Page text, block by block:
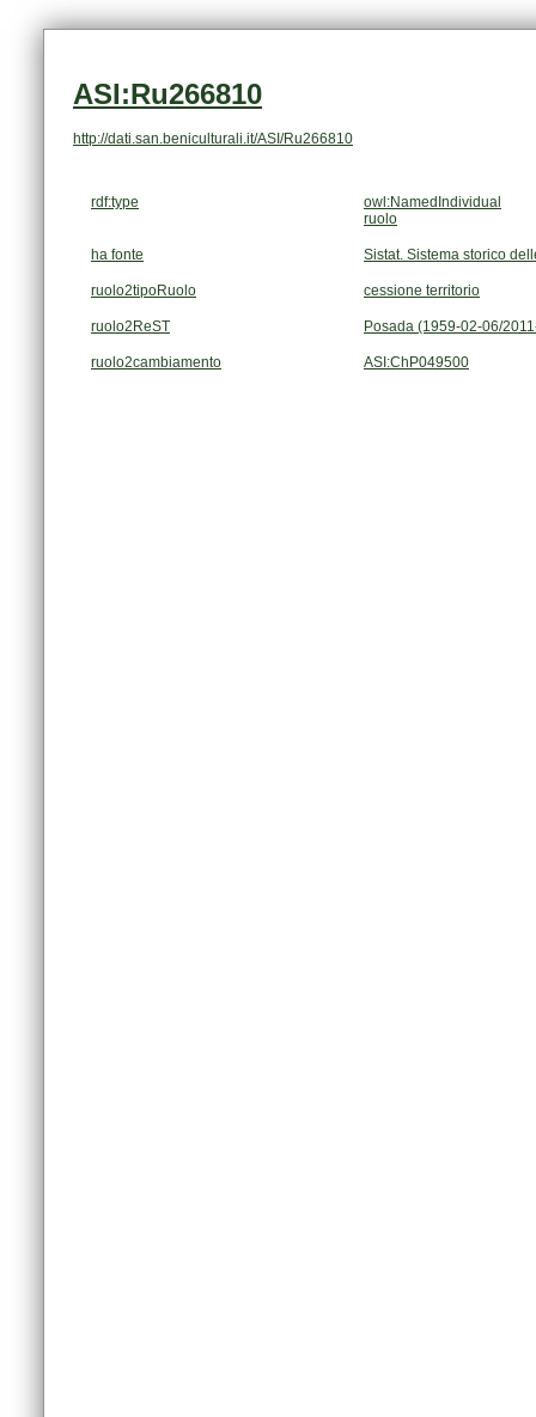
ASI:Ru266810
http://dati.san.beniculturali.it/ASI/Ru266810
rdf:type
owl:NamedIndividual
ruolo
ha fonte Sistat. Sistema storico
ruolo2tipoRuolo cessione territorio
ruolo2ReST Posada (1959-02-06/
ruolo2cambiamento ASI:ChP049500